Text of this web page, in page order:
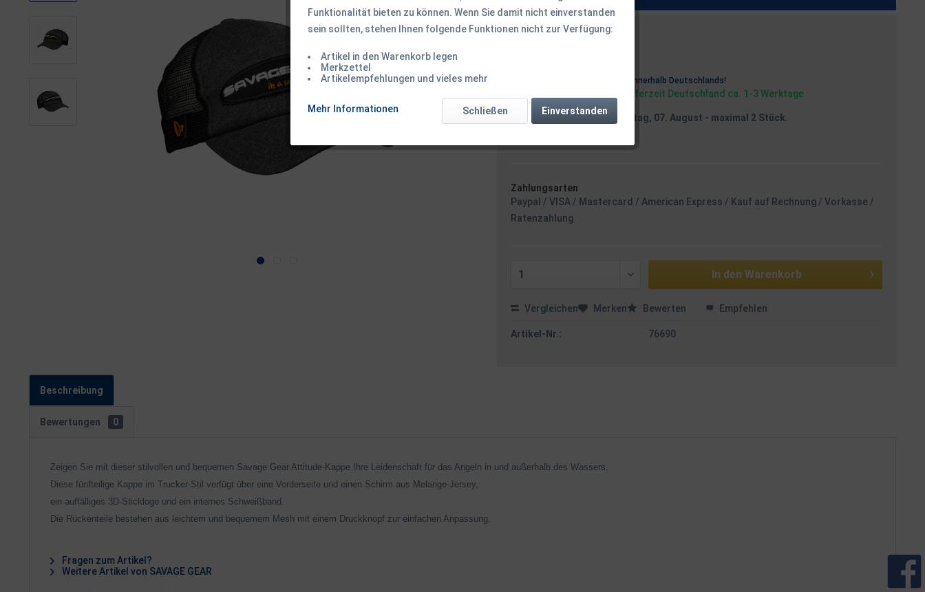
16,50 € *
innerhalb Deutschlands!
Sofort versandfertig, Lieferzeit Deutschland ca. 1-3 Werktage
Versand am Freitag, 07. August - maximal 2 Stück.
Zahlungsarten
Paypal / VISA / Mastercard / American Express / Kauf auf Rechnung / Vorkasse /
Ratenzahlung
In den Warenkorb
Vergleichen Merken Bewerten Empfehlen
Artikel-Nr.: 76690
Beschreibung
Bewertungen 0
Zeigen Sie mit dieser stilvollen und bequemen Savage Gear Attitude-Kappe Ihre Leidenschaft für das Angeln in und außerhalb des Wassers.
Diese fünfteilige Kappe im Trucker-Stil verfügt über eine Vorderseite und einen Schirm aus Melange-Jersey,
ein auffälliges 3D-Sticklogo und ein internes Schweißband.
Die Rückenteile bestehen aus leichtem und bequemem Mesh mit einem Druckknopf zur einfachen Anpassung.
Fragen zum Artikel?
Weitere Artikel von SAVAGE GEAR
Funktionalität bieten zu können. Wenn Sie damit nicht einverstanden
sein sollten, stehen Ihnen folgende Funktionen nicht zur Verfügung:
Artikel in den Warenkorb legen
Merkzettel
Artikelempfehlungen und vieles mehr
Mehr Informationen Einverstanden
Schließen